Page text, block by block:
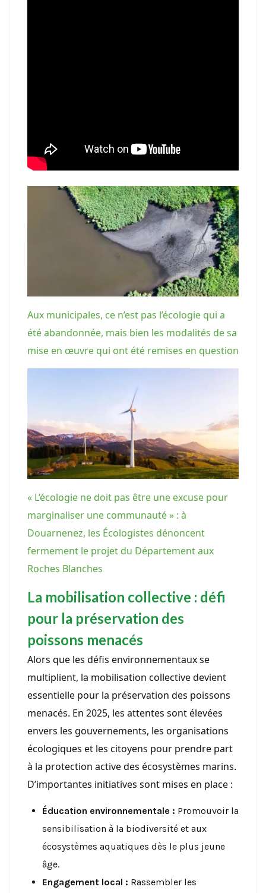
Aux municipales, ce n’est pas l’écologie qui a
été abandonnée, mais bien les modalités de sa
mise en œuvre qui ont été remises en question
« L’écologie ne doit pas être une excuse pour
marginaliser une communauté » : à
Douarnenez, les Écologistes dénoncent
fermement le projet du Département aux
Roches Blanches
La mobilisation collective : défi
pour la préservation des
poissons menacés
Alors que les défis environnementaux se
multiplient, la mobilisation collective devient
essentielle pour la préservation des poissons
menacés. En 2025, les attentes sont élevées
envers les gouvernements, les organisations
écologiques et les citoyens pour prendre part
à la protection active des écosystèmes marins.
D’importantes initiatives sont mises en place :
Éducation environnementale : Promouvoir la
sensibilisation à la biodiversité et aux
écosystèmes aquatiques dès le plus jeune
âge.
Engagement local : Rassembler les